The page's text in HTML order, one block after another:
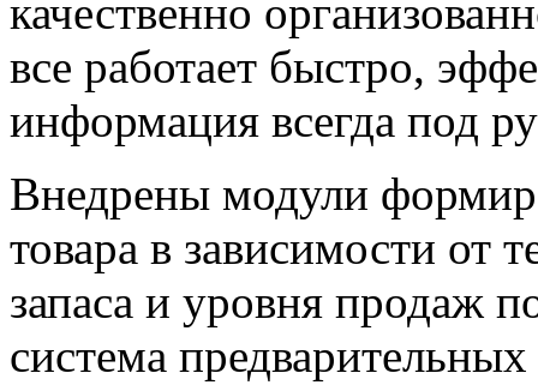
качественно
все работает быстро,
информация всегда под
Внедрены модули
товара в зависимости от
запаса и уровня продаж
система предварительных